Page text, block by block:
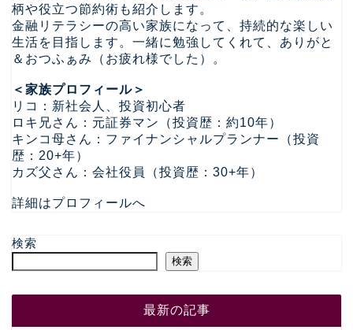
柄や役立つ節約術も紹介します。
金融リテラシーの高い家族になって、持続的な楽しい
生活を目指します。一緒に勉強してくれて、ありがと
＆おつふぁみ（お疲れ様でした）。
＜家族プロフィール＞
リコ：新社会人、投資初心者
ロキ兄さん：元証券マン（投資歴：約10年）
キンコ母さん：ファイナンシャルプランナー（投資
歴：20+年）
カズ父さん：会社役員（投資歴：30+年）
詳細はプロフィールへ
検索
検索
最新の記事